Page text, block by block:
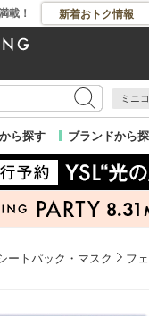
載！ 新着おトク情報
ミニ
ら探す ブランドから
ートパック・マスク フ